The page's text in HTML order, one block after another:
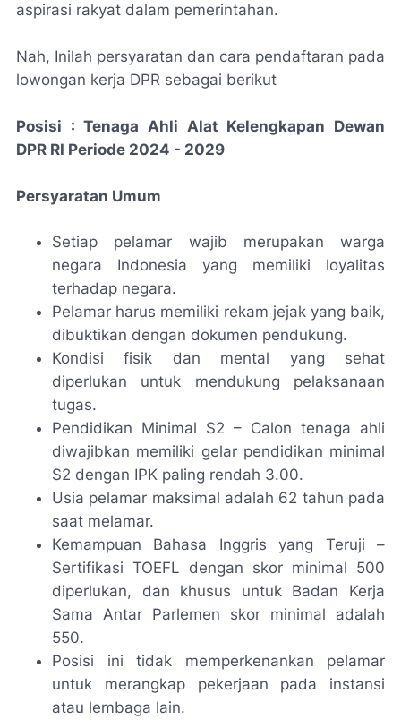
aspirasi rakyat dalam pemerintahan.
Nah, Inilah persyaratan dan cara pendaftaran pada
lowongan kerja DPR sebagai berikut
Posisi : Tenaga Ahli Alat Kelengkapan Dewan
DPR RI Periode 2024 - 2029
Persyaratan Umum
Setiap pelamar wajib merupakan warga
negara Indonesia yang memiliki loyalitas
terhadap negara.
Pelamar harus memiliki rekam jejak yang baik,
dibuktikan dengan dokumen pendukung.
Kondisi fisik dan mental yang sehat
diperlukan untuk mendukung pelaksanaan
tugas.
Pendidikan Minimal S2 – Calon tenaga ahli
diwajibkan memiliki gelar pendidikan minimal
S2 dengan IPK paling rendah 3.00.
Usia pelamar maksimal adalah 62 tahun pada
saat melamar.
Kemampuan Bahasa Inggris yang Teruji –
Sertifikasi TOEFL dengan skor minimal 500
diperlukan, dan khusus untuk Badan Kerja
Sama Antar Parlemen skor minimal adalah
550.
Posisi ini tidak memperkenankan pelamar
untuk merangkap pekerjaan pada instansi
atau lembaga lain.